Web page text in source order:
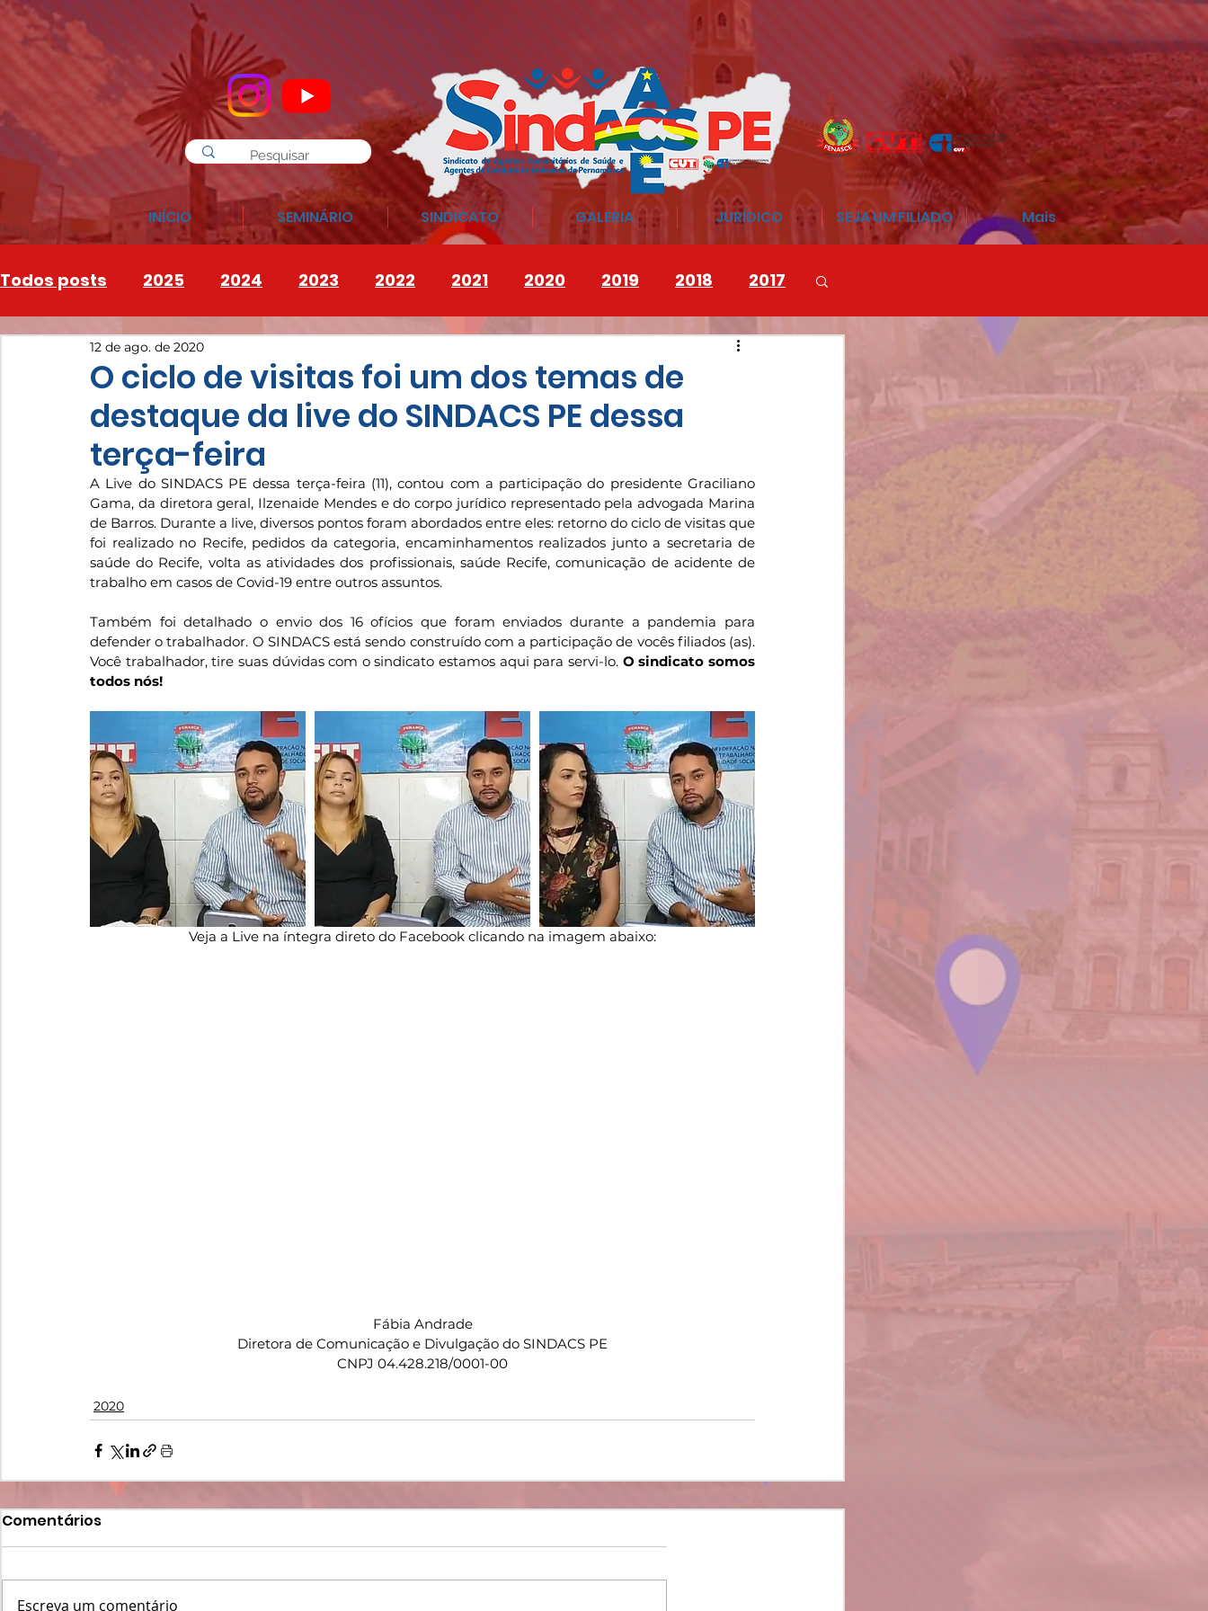
INÍCIO SEMINÁRIO SINDICATO GALERIA JURÍDICO SEJA UM FILIADO Mais
Todos posts 2025 2024 2023 2022 2021 2020 2019 2018 2017
INSTAGRAM 2026
O ciclo de visitas foi um dos temas de
destaque da live do SINDACS PE dessa
terça-feira
12 de ago. de 2020
A Live do SINDACS PE dessa terça-feira (11), contou com a participação do presidente Graciliano
Gama, da diretora geral, Ilzenaide Mendes e do corpo jurídico representado pela advogada Marina
de Barros. Durante a live, diversos pontos foram abordados entre eles: retorno do ciclo de visitas que
foi realizado no Recife, pedidos da categoria, encaminhamentos realizados junto a secretaria de
saúde do Recife, volta as atividades dos profissionais, saúde Recife, comunicação de acidente de
trabalho em casos de Covid-19 entre outros assuntos.
Também foi detalhado o envio dos 16 ofícios que foram enviados durante a pandemia para
defender o trabalhador. O SINDACS está sendo construído com a participação de vocês filiados (as).
Você trabalhador, tire suas dúvidas com o sindicato estamos aqui para servi-lo. O sindicato somos
todos nós!
Veja a Live na íntegra direto do Facebook clicando na imagem abaixo:
Fábia Andrade
Diretora de Comunicação e Divulgação do SINDACS PE
CNPJ 04.428.218/0001-00
2020
Comentários
Escreva um comentário